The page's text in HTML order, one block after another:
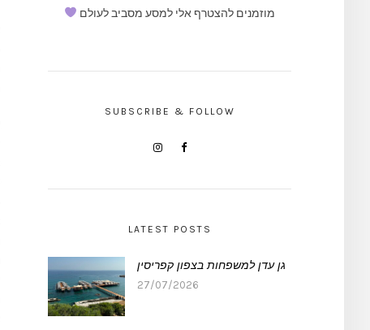
מוזמנים להצטרף אלי למסע מסביב לעולם
SUBSCRIBE & FOLLOW
LATEST POSTS
גן עדן למשפחות בצפון קפריסין
27/07/2026